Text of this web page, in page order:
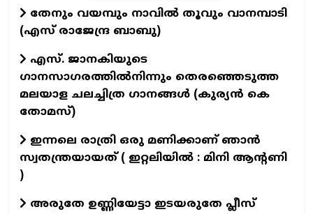
തേനും വയമ്പും നാവിൽ തൂവും വാനമ്പാടി
(എസ് രാജേന്ദ്ര ബാബു)
എസ്. ജാനകിയുടെ
ഗാനസാഗരത്തിൽനിന്നും തെരഞ്ഞെടുത്ത
മലയാള ചലച്ചിത്ര ഗാനങ്ങൾ (കുര്യൻ കെ
തോമസ്)
ഇന്നലെ രാത്രി ഒരു മണിക്കാണ് ഞാൻ
സ്വതന്ത്രയായത് ( ഇറ്റലിയിൽ : മിനി ആന്റണി
)
അരുതേ ഉണ്ണിയേട്ടാ ഇടയരുതേ പ്ലീസ്